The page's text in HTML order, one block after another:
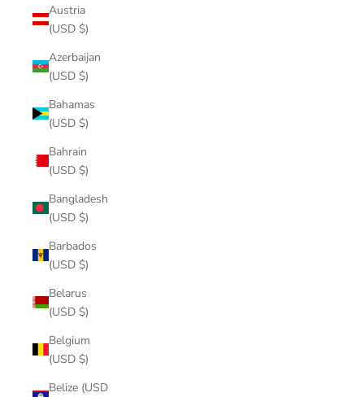
Austria
(USD $)
Azerbaijan
(USD $)
Bahamas
(USD $)
Bahrain
(USD $)
Bangladesh
(USD $)
Barbados
(USD $)
Belarus
(USD $)
Belgium
(USD $)
Belize (USD